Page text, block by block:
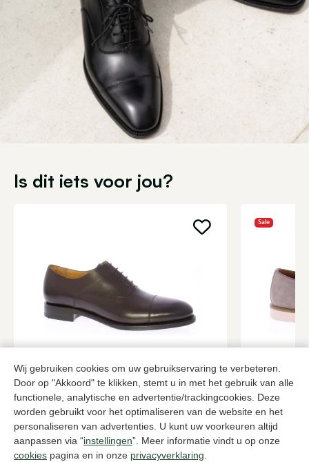
Wij gebruiken cookies om uw gebruikservaring te verbeteren.
Door op "Akkoord" te klikken, stemt u in met het gebruik van alle
functionele, analytische en advertentie/trackingcookies. Deze
worden gebruikt voor het optimaliseren van de website en het
personaliseren van advertenties. U kunt uw voorkeuren altijd
aanpassen via “instellingen”. Meer informatie vindt u op onze
cookies pagina en in onze privacyverklaring
Is dit iets voor jou?
Berwick
Bruine veterschoenen heren
249,95 2 kleuren
Sale
Daniel
Taupe
129,95
Naar alle producten